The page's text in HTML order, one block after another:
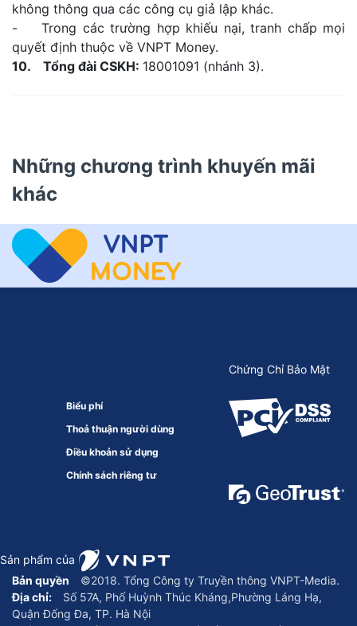
không thông qua các công cụ giả lập khác.
- Trong các trường hợp khiếu nại, tranh chấp mọi
quyết định thuộc về VNPT Money.
10. Tổng đài CSKH: 18001091 (nhánh 3).
Những chương trình khuyến mãi
khác
Bản quyền
©2018. Tổng Công ty Truyền thông VNPT-Media.
Địa chỉ:
Số 57A, Phố Huỳnh Thúc Kháng,Phường Láng Hạ,
Quận Đống Đa, TP. Hà Nội
Biểu phí
Thoả thuận người dùng
Điều khoản sử dụng
Chính sách riêng tư
Chứng Chỉ Bảo Mật
Sản phẩm của